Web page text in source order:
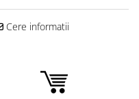
Cere informatii